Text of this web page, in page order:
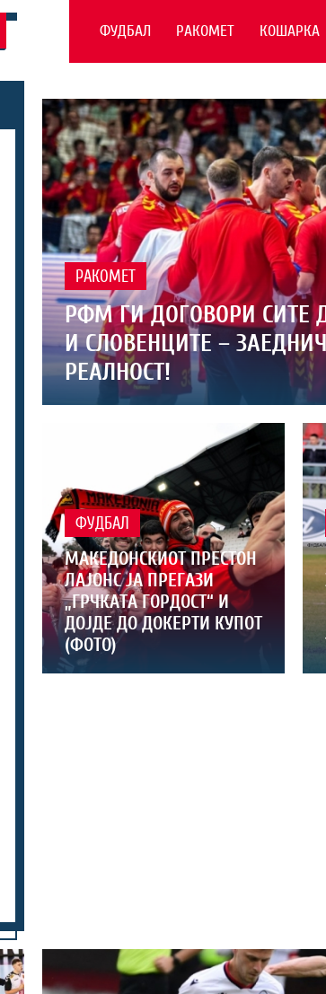
ФУДБАЛ РАКОМЕТ КОШАРКА
РАКОМЕТ
РФМ ГИ ДОГОВОРИ СИТЕ
И СЛОВЕНЦИТЕ –
РЕАЛНОСТ!
ФУДБАЛ
МАКЕДОНСКИОТ ПРЕСТОН
ЛАЈОНС ЈА ПРЕГАЗИ
„ГРЧКАТА ГОРДОСТ“ И
ДОЈДЕ ДО ДОКЕРТИ КУПОТ
(ФОТО)